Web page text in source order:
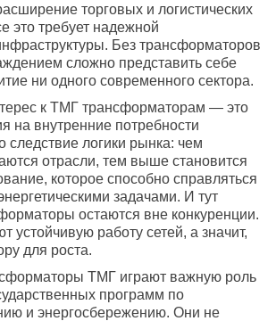
торговых и логистических
это требует надежной
Без трансформаторов
сложно представить себе
ни одного современного сектора.
к ТМГ трансформаторам — это
на внутренние потребности
следствие логики рынка: чем
отрасли, тем выше становится
которое способно справляться
задачами. И тут
остаются вне конкуренции.
устойчивую работу сетей, а значит,
для роста.
ТМГ играют важную роль
программ по
и энергосбережению. Они не